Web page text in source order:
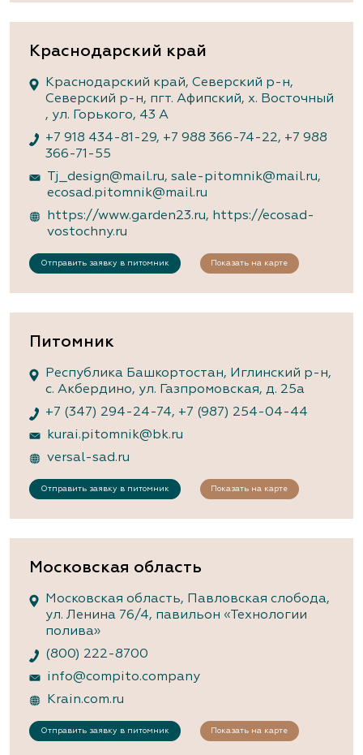
Краснодарский край
Краснодарский край, Северский р-н,
Северский р-н, пгт. Афипский, х. Восточный
, ул. Горького, 43 А
+7 918 434-81-29, +7 988 366-74-22, +7 988
366-71-55
Tj_design@mail.ru, sale-pitomnik@mail.ru,
ecosad.pitomnik@mail.ru
https://www.garden23.ru, https://ecosad-
vostochny.ru
Отправить заявку в питомник Показать на карте
Питомник
Республика Башкортостан, Иглинский р-н,
с. Акбердино, ул. Газпромовская, д. 25а
+7 (347) 294-24-74, +7 (987) 254-04-44
kurai.pitomnik@bk.ru
versal-sad.ru
Отправить заявку в питомник Показать на карте
Московская область
Московская область, Павловская слобода,
ул. Ленина 76/4, павильон «Технологии
полива»
(800) 222-8700
info@compito.company
Krain.com.ru
Отправить заявку в питомник Показать на карте